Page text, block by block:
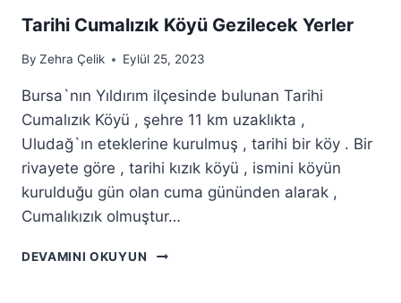
Tarihi Cumalızık Köyü Gezilecek Yerler
By Zehra Çelik Eylül 25, 2023
Bursa`nın Yıldırım ilçesinde bulunan Tarihi
Cumalızık Köyü , şehre 11 km uzaklıkta ,
Uludağ`ın eteklerine kurulmuş , tarihi bir köy . Bir
rivayete göre , tarihi kızık köyü , ismini köyün
kurulduğu gün olan cuma gününden alarak ,
Cumalıkızık olmuştur…
DEVAMINI OKUYUN
TARIHI